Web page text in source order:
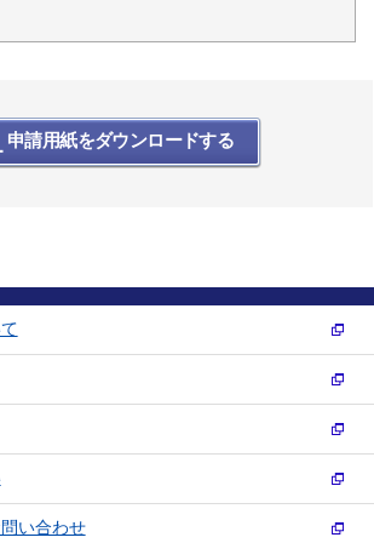
申請用紙をダウンロードする
い合わせ